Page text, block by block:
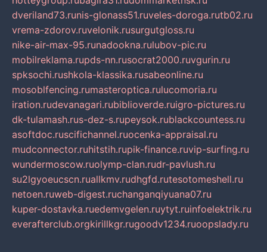
dveriland73.runis-glonass51.ruveles-doroga.rutb02.ru
vrema-zdorov.ruvelonik.rusurgutgloss.ru
nike-air-max-95.runadookna.rulubov-pic.ru
mobilreklama.rupds-nn.rusocrat2000.ruvgurin.ru
spksochi.rushkola-klassika.rusabeonline.ru
mosoblfencing.rumasteroptica.rulucomoria.ru
iration.rudevanagari.rubiblioverde.ruigro-pictures.ru
dk-tulamash.rus-dez-s.rupeysok.rublackcountess.ru
asoftdoc.ruscifichannel.ruocenka-appraisal.ru
mudconnector.ruhitstih.rupik-finance.ruvip-surfing.ru
wundermoscow.ruolymp-clan.rudr-pavlush.ru
su2lgyoeucscn.ruallkmv.rudhgfd.rutesotomeshell.ru
netoen.ruweb-digest.ruchanganqiyuana07.ru
kuper-dostavka.ruedemvgelen.ruytyt.ruinfoelektrik.ru
everafterclub.orgkirillkgr.rugoodv1234.ruoopslady.ru